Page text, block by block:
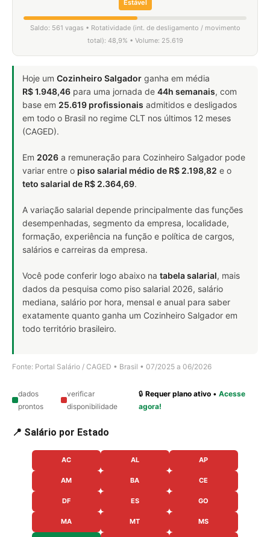
Estável
Saldo: 561 vagas • Rotatividade (int. de desligamento / movimento
total): 48,9% • Volume: 25.619
Hoje um Cozinheiro Salgador ganha em média
R$ 1.948,46 para uma jornada de 44h semanais, com
base em 25.619 profissionais admitidos e desligados
em todo o Brasil no regime CLT nos últimos 12 meses
(CAGED).
Em 2026 a remuneração para Cozinheiro Salgador pode
variar entre o piso salarial médio de R$ 2.198,82 e o
teto salarial de R$ 2.364,69.
A variação salarial depende principalmente das funções
desempenhadas, segmento da empresa, localidade,
formação, experiência na função e política de cargos,
salários e carreiras da empresa.
Você pode conferir logo abaixo na tabela salarial, mais
dados da pesquisa como piso salarial 2026, salário
mediana, salário por hora, mensal e anual para saber
exatamente quanto ganha um Cozinheiro Salgador em
todo território brasileiro.
Fonte: Portal Salário / CAGED • Brasil • 07/2025 a 06/2026
dados
prontos
verificar
disponibilidade
🔒Requer plano ativo •Acesse
agora!
📍 Salário por Estado
AC AL AP
AM BA CE
DF ES GO
MA MT MS